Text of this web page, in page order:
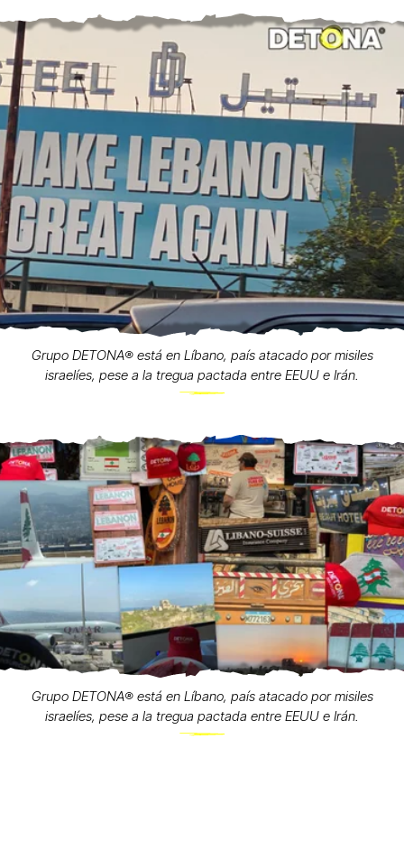
Grupo DETONA®️ está en Líbano, país atacado por misiles
israelíes, pese a la tregua pactada entre EEUU e Irán.
Grupo DETONA®️ está en Líbano, país atacado por misiles
israelíes, pese a la tregua pactada entre EEUU e Irán.